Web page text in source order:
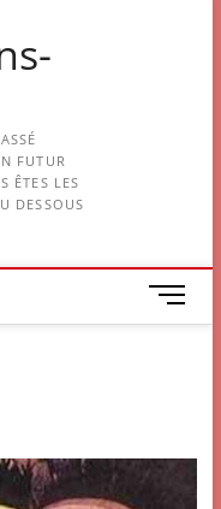
FUTUR
ÊTES LES
DESSOUS
M
e